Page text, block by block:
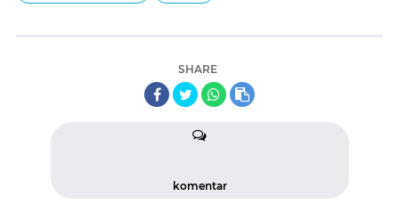
SHARE
komentar